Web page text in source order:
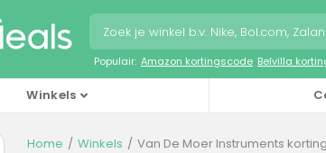
Populair: Amazon kortingscode Belvilla
Winkels
Home Winkels Van De Moer Instruments